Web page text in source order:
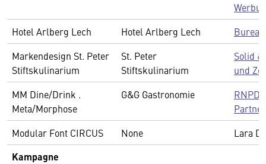
Hotel Arlberg Lech
Hotel Arlberg Lech
Markendesign St. Peter
Stiftskulinarium
St. Peter
Stiftskulinarium
Solid
und
MM Dine/Drink .
Meta/Morphose
G&G Gastronomie
RNPD
Modular Font CIRCUS
None Lara
Kampagne